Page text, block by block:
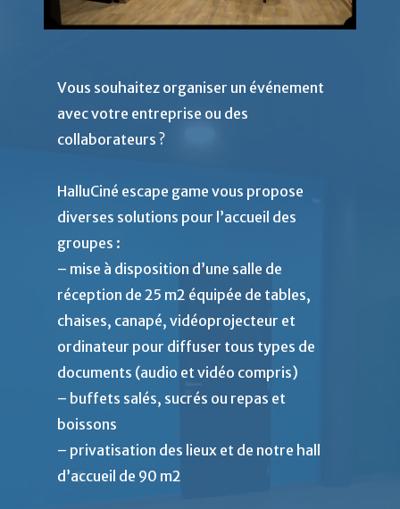
Vous souhaitez organiser un événement
avec votre entreprise ou des
collaborateurs ?
HalluCiné escape game vous propose
diverses solutions pour l’accueil des
groupes :
– mise à disposition d’une salle de
réception de 25 m2 équipée de tables,
chaises, canapé, vidéoprojecteur et
ordinateur pour diffuser tous types de
documents (audio et vidéo compris)
– buffets salés, sucrés ou repas et
boissons
– privatisation des lieux et de notre hall
d’accueil de 90 m2